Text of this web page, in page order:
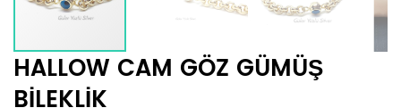
HALLOW CAM GÖZ GÜMÜŞ